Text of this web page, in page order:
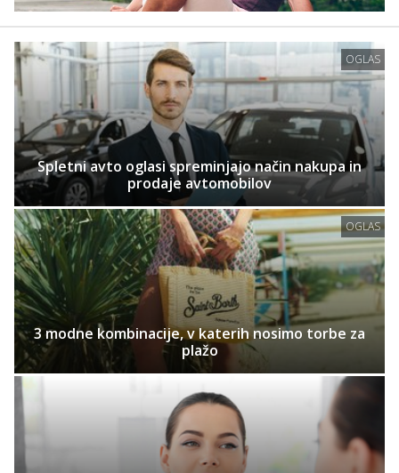
OGLAS
Spletni avto oglasi spreminjajo način nakupa in
prodaje avtomobilov
OGLAS
3 modne kombinacije, v katerih nosimo torbe za
plažo